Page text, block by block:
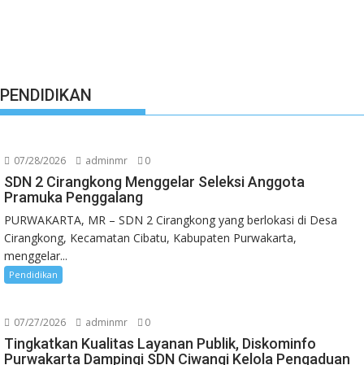
PENDIDIKAN
07/28/2026 adminmr 0
SDN 2 Cirangkong Menggelar Seleksi Anggota
Pramuka Penggalang
PURWAKARTA, MR – SDN 2 Cirangkong yang berlokasi di Desa
Cirangkong, Kecamatan Cibatu, Kabupaten Purwakarta,
menggelar...
Pendidikan
07/27/2026 adminmr 0
Tingkatkan Kualitas Layanan Publik, Diskominfo
Purwakarta Dampingi SDN Ciwangi Kelola Pengaduan